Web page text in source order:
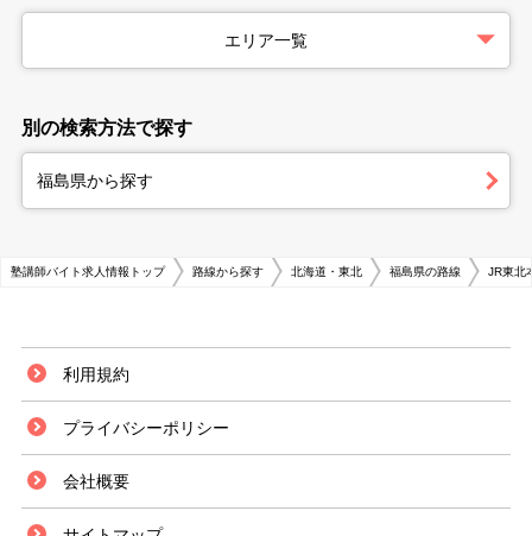
エリア一覧
別の検索方法で探す
福島県から探す
塾講師バイト求人情報トップ 路線から探す 北海道・東北 福島県の路線 JR東北
利用規約
プライバシーポリシー
会社概要